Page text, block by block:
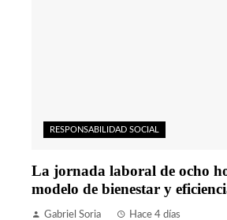
RESPONSABILIDAD SOCIAL
La jornada laboral de ocho
modelo de bienestar y
Gabriel Soria Hace 4 días